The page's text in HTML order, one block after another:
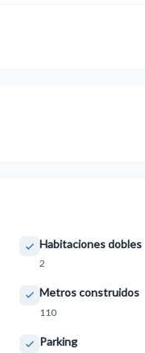
Habitaciones dobles
2
Metros construidos
110
Parking